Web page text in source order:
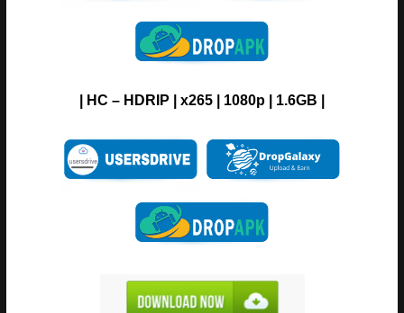
| HC – HDRIP | x265 | 1080p | 1.6GB |